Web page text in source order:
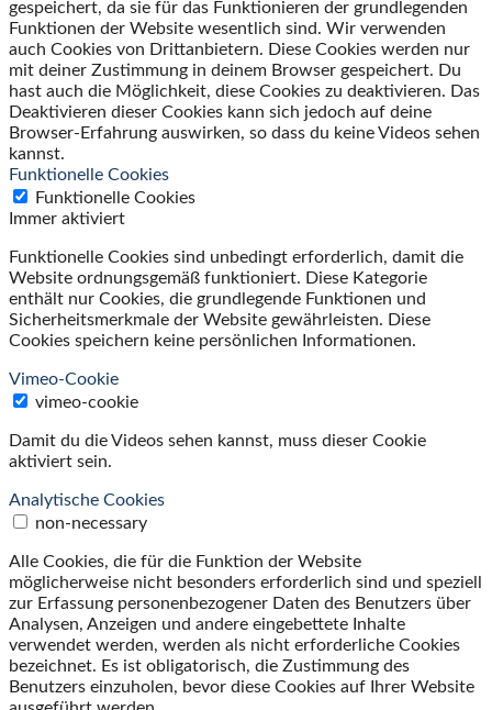
gespeichert, da sie für das Funktionieren der grundlegenden
Funktionen der Website wesentlich sind. Wir verwenden
auch Cookies von Drittanbietern. Diese Cookies werden nur
mit deiner Zustimmung in deinem Browser gespeichert. Du
hast auch die Möglichkeit, diese Cookies zu deaktivieren. Das
Deaktivieren dieser Cookies kann sich jedoch auf deine
Browser-Erfahrung auswirken, so dass du keine Videos sehen
kannst.
Funktionelle Cookies
Funktionelle Cookies
Immer aktiviert
Funktionelle Cookies sind unbedingt erforderlich, damit die
Website ordnungsgemäß funktioniert. Diese Kategorie
enthält nur Cookies, die grundlegende Funktionen und
Sicherheitsmerkmale der Website gewährleisten. Diese
Cookies speichern keine persönlichen Informationen.
Vimeo-Cookie
vimeo-cookie
Damit du die Videos sehen kannst, muss dieser Cookie
aktiviert sein.
Analytische Cookies
non-necessary
Alle Cookies, die für die Funktion der Website
möglicherweise nicht besonders erforderlich sind und speziell
zur Erfassung personenbezogener Daten des Benutzers über
Analysen, Anzeigen und andere eingebettete Inhalte
verwendet werden, werden als nicht erforderliche Cookies
bezeichnet. Es ist obligatorisch, die Zustimmung des
Benutzers einzuholen, bevor diese Cookies auf Ihrer Website